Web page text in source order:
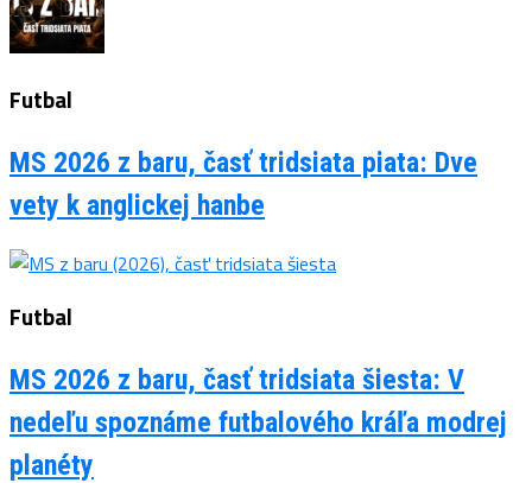
Futbal
MS 2026 z baru, časť tridsiata piata: Dve
vety k anglickej hanbe
Futbal
MS 2026 z baru, časť tridsiata šiesta: V
nedeľu spoznáme futbalového kráľa modrej
planéty